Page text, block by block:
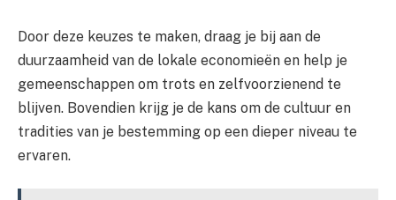
Door deze keuzes te maken, draag je bij aan de
duurzaamheid van de lokale economieën en help je
gemeenschappen om trots en zelfvoorzienend te
blijven. Bovendien krijg je de kans om de cultuur en
tradities van je bestemming op een dieper niveau te
ervaren.